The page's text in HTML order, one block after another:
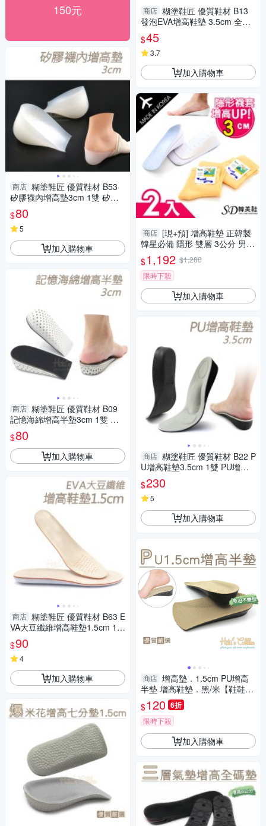
150元
商店 糊塗鞋匠 優質鞋材 B53
矽膠襪內增高墊3cm 1雙 矽膠
增高墊 穿戴增高墊 隱形增高墊
$80
5
加入購物車
商店 糊塗鞋匠 優質鞋材 B09
記憶海綿增高半墊3cm 1雙 記
憶海綿增高墊 記憶棉EVA增高
墊
$80
加入購物車
商店 糊塗鞋匠 優質鞋材 B63 E
VA大豆纖維增高鞋墊1.5cm 1雙
增高鞋墊 增高全墊 EVA增高鞋
墊 EVA增高墊
$90
4
加入購物車
商店 糊塗鞋匠 優質鞋材 B13
發泡EVA增高鞋墊 3.5cm 全墊
透氣吸汗 超值划算
$45
3.7
加入購物車
商店 [現+預] 增高鞋墊 正韓製
韓星必備 隱形 雙層 3公分 男女
款 襪套組 二入【XY9035】
$1,192 $1,280
限時下殺
加入購物車
商店 糊塗鞋匠 優質鞋材 B22 P
U增高鞋墊3.5cm 1雙 PU增高
墊 記憶棉鞋墊 PU鞋墊 足弓增
高墊
$230
5
加入購物車
商店 增高墊．1.5cm PU增高
半墊 增高鞋墊．黑/米【鞋鞋俱
樂部】【906-B41】
$120 6折
限時下殺
加入購物車